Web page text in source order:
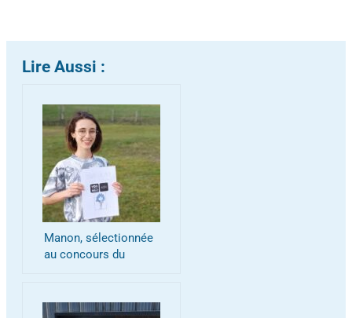
Lire Aussi :
Manon, sélectionnée
au concours du